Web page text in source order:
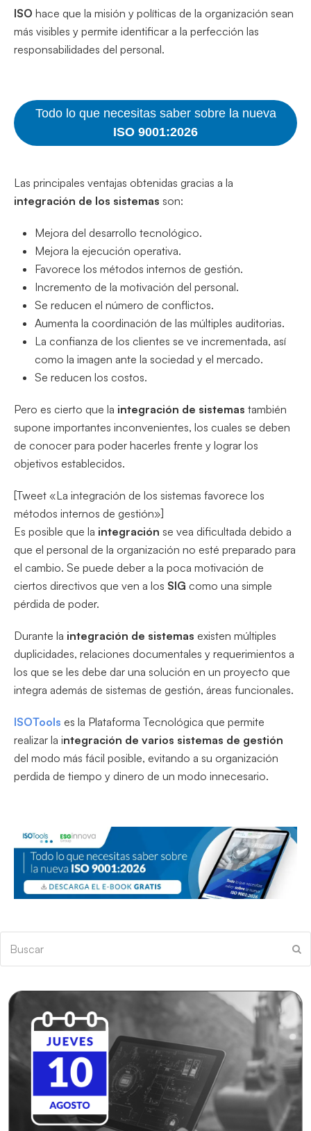
ISO hace que la misión y políticas de la organización sean
más visibles y permite identificar a la perfección las
responsabilidades del personal.
Todo lo que necesitas saber sobre la nueva
ISO 9001:2026
Las principales ventajas obtenidas gracias a la
integración de los sistemas son:
Mejora del desarrollo tecnológico.
Mejora la ejecución operativa.
Favorece los métodos internos de gestión.
Incremento de la motivación del personal.
Se reducen el número de conflictos.
Aumenta la coordinación de las múltiples auditorias.
La confianza de los clientes se ve incrementada, así
como la imagen ante la sociedad y el mercado.
Se reducen los costos.
Pero es cierto que la integración de sistemas también
supone importantes inconvenientes, los cuales se deben
de conocer para poder hacerles frente y lograr los
objetivos establecidos.
[Tweet «La integración de los sistemas favorece los
métodos internos de gestión»]
Es posible que la integración se vea dificultada debido a
que el personal de la organización no esté preparado para
el cambio. Se puede deber a la poca motivación de
ciertos directivos que ven a los SIG como una simple
pérdida de poder.
Durante la integración de sistemas existen múltiples
duplicidades, relaciones documentales y requerimientos a
los que se les debe dar una solución en un proyecto que
integra además de sistemas de gestión, áreas funcionales.
ISOTools es la Plataforma Tecnológica que permite
realizar la integración de varios sistemas de gestión
del modo más fácil posible, evitando a su organización
perdida de tiempo y dinero de un modo innecesario.